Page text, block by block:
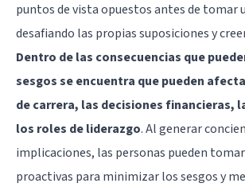
puntos de vista opuestos antes de tomar
desafiando las propias suposiciones y
Dentro de las consecuencias que
sesgos se encuentra que pueden
de carrera, las decisiones financieras,
los roles de liderazgo. Al generar
implicaciones, las personas pueden
proactivas para minimizar los sesgos y